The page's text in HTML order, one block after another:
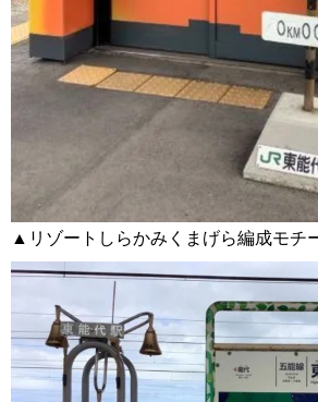
▲リゾートしらかみくまげら編成モチ